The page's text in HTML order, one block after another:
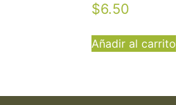
$6.50
Añadir al carrito